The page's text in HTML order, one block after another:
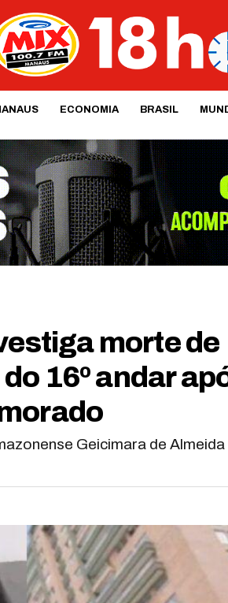
ECONOMIA BRASIL
morte de
16º andar
Geicimara de Almeida